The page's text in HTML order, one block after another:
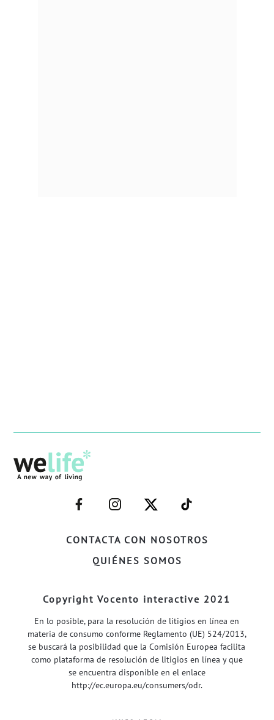
CONTACTA CON NOSOTROS
QUIÉNES SOMOS
–
FACEBOOK–
–
INSTAGRAM–
–
TWITTER–
–
WELIFE–
Copyright Vocento interactive 2021
En lo posible, para la resolución de litigios en línea en
materia de consumo conforme Reglamento (UE) 524/2013,
se buscará la posibilidad que la Comisión Europea facilita
como plataforma de resolución de litigios en línea y que
se encuentra disponible en el enlace
http://ec.europa.eu/consumers/odr.